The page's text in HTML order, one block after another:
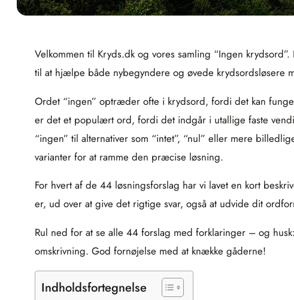
Velkommen til Kryds.dk og vores samling “Ingen
til at hjælpe både nybegyndere og øvede krydsordsløsere
Ordet “ingen” optræder ofte i krydsord, fordi det kan
er det et populært ord, fordi det indgår i utallige faste
“ingen” til alternativer som “intet”, “nul” eller mere
varianter for at ramme den præcise løsning.
For hvert af de 44 løsningsforslag har vi lavet en kort
er, ud over at give det rigtige svar, også at udvide dit
Rul ned for at se alle 44 forslag med forklaringer – og
omskrivning. God fornøjelse med at knække gåderne!
Indholdsfortegnelse